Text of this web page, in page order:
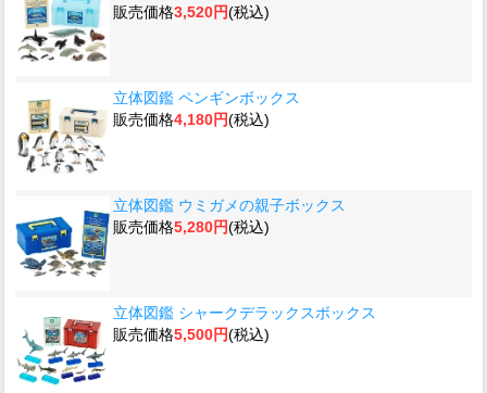
販売価格3,520円(税込)
立体図鑑 ペンギンボックス
販売価格4,180円(税込)
立体図鑑 ウミガメの親子ボックス
販売価格5,280円(税込)
立体図鑑 シャークデラックスボックス
販売価格5,500円(税込)